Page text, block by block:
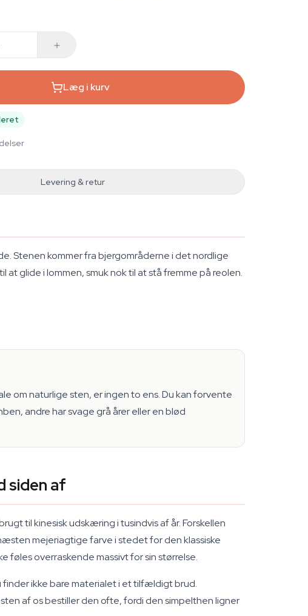
Læg i kurv
Levering & retur
Stenen kommer fra bjergområderne i det nordlige
glide i lommen, smuk nok til at stå fremme på reolen.
om naturlige sten, er ingen to ens. Du kan forvente
andre har svage grå årer eller en blød
siden af
til kinesisk udskæring i tusindvis af år. Forskellen
mejeriagtige farve i stedet for den klassiske
overraskende massivt for sin størrelse.
ikke bare materialet i et tilfældigt brud.
af os bestiller den ofte, fordi den simpelthen ligner